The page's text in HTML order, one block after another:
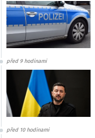
před 9 hodinami
před 10 hodinami